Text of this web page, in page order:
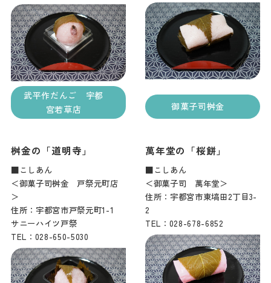
武平作だんご 宇都
宮若草店
御菓子司桝金
桝金の「道明寺」
■こしあん
＜御菓子司桝金 戸祭元町店
＞
住所：宇都宮市戸祭元町1-1
サニーハイツ戸祭
TEL：028-650-5030
萬年堂の「桜餅」
■こしあん
＜御菓子司 萬年堂＞
住所：宇都宮市東塙田2丁目3-
2
TEL：028-678-6852